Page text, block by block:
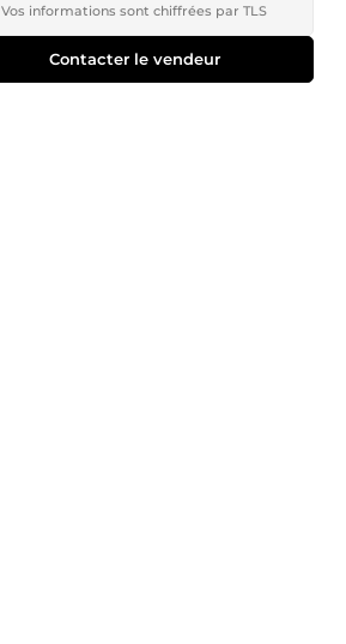
Vos informations sont chiffrées par TLS
Contacter le vendeur